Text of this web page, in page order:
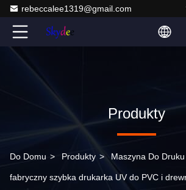
rebeccalee1319@gmail.com
Produkty
Do Domu > Produkty > Maszyna Do
fabryczny szybka drukarka UV do PVC i